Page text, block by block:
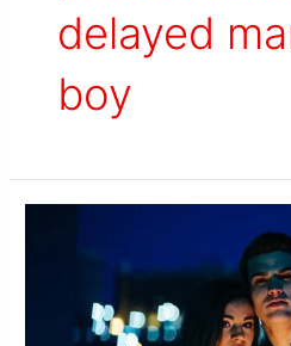
delayed
boy